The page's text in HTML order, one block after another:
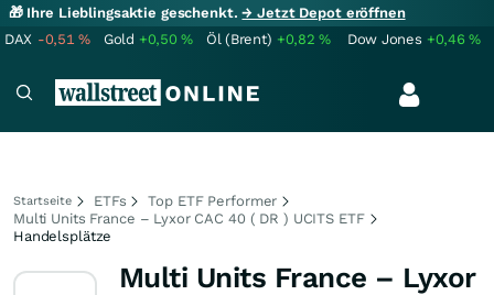
🎁 Ihre Lieblingsaktie geschenkt.→ Jetzt Depot eröffnen
DAX -0,51% Gold +0,50% Öl (Brent) +0,82% Dow Jones +0,46%
Startseite ETFs
Top ETF Performer
Multi Units France – Lyxor CAC 40 ( DR ) UCITS ETF
Handelsplätze
Multi Units France – Lyxor